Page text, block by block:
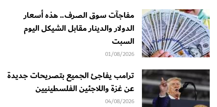
مفاجآت سوق الصرف.. هذه أسعار
الدولار والدينار مقابل الشيكل اليوم
السبت
01/08/2026
ترامب يفاجئ الجميع بتصريحات جديدة
عن غزة واللاجئين الفلسطينيين
04/08/2026